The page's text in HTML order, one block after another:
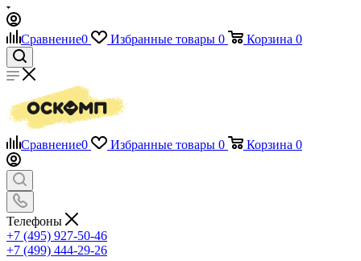
Сравнение0 Избранные товары 0 Корзина 0
Сравнение0 Избранные товары 0 Корзина 0
Телефоны
+7 (495) 927-50-46
+7 (499) 444-29-26